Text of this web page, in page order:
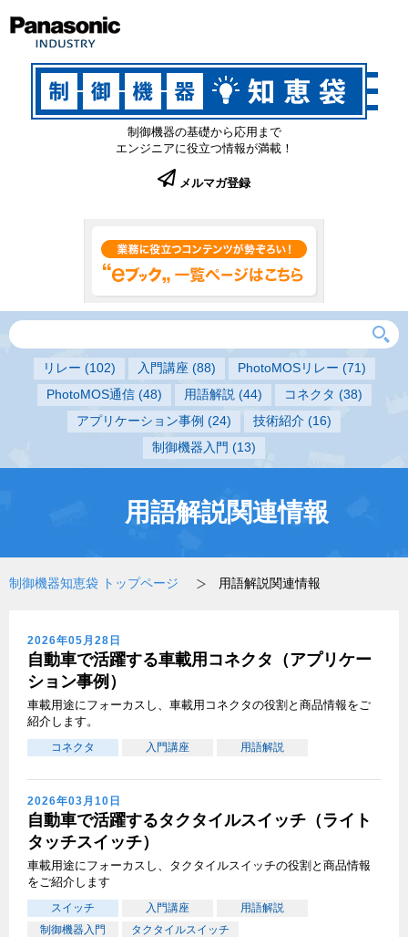
制御機器の基礎から応用まで
エンジニアに役立つ情報が満載！
メルマガ登録
リレー (102) 入門講座 (88) PhotoMOSリレー (71)
PhotoMOS通信 (48) 用語解説 (44) コネクタ (38)
アプリケーション事例 (24) 技術紹介 (16)
制御機器入門 (13)
用語解説関連情報
制御機器知恵袋 トップページ 用語解説関連情報
2026年05月28日
自動車で活躍する車載用コネクタ（アプリケー
ション事例）
車載用途にフォーカスし、車載用コネクタの役割と商品情報をご
紹介します。
コネクタ 入門講座 用語解説
2026年03月10日
自動車で活躍するタクタイルスイッチ（ライト
タッチスイッチ）
車載用途にフォーカスし、タクタイルスイッチの役割と商品情報
をご紹介します
スイッチ 入門講座
用語解説
制御機器入門
タクタイルスイッチ